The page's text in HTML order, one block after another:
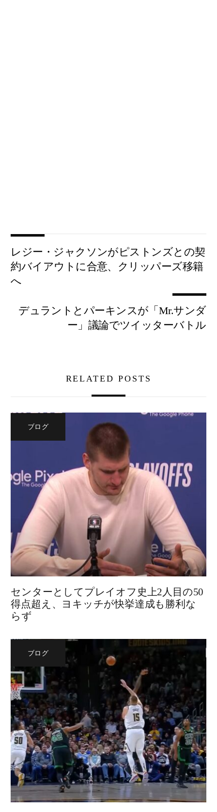
レジー・ジャクソンがピストンズとの契
約バイアウトに合意、クリッパーズ移籍
へ
デュラントとパーキンスが「Mr.サンダ
ー」議論でツイッターバトル
RELATED POSTS
ブログ
センターとしてプレイオフ史上2人目の50
得点超え、ヨキッチが快挙達成も勝利な
らず
ブログ